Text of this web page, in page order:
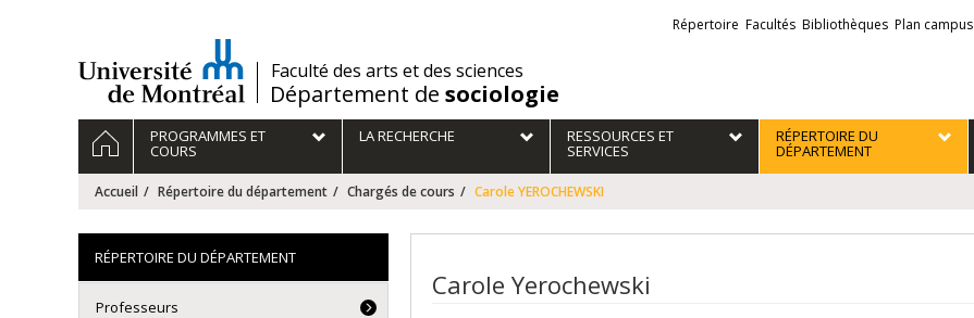
/Faculté des arts et des sciences
Département de sociologie
Liens
externes
Répertoire Facultés Bibliothèques Plan campus
Navigation
principale
ACCUEILPROGRAMMES ET
COURS
LA RECHERCHE RESSOURCES ET
SERVICES
RÉPERTOIRE DU
DÉPARTEMENT
Accueil Répertoire du département Chargés de cours Carole YEROCHEWSKI
Carole Yerochewski
RÉPERTOIRE DU DÉPARTEMENT
Professeurs